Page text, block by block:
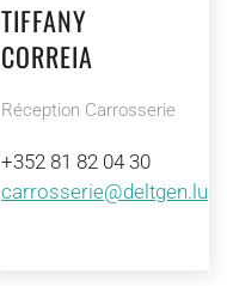
TIFFANY
CORREIA
Réception Carrosserie
+352 81 82 04 30
carrosserie@deltgen.lu